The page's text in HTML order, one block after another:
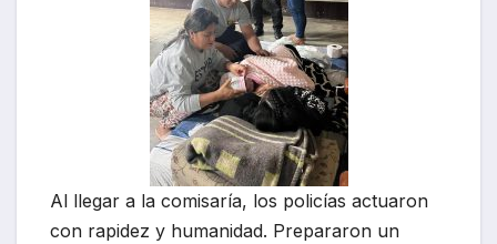
Al llegar a la comisaría, los policías actuaron
con rapidez y humanidad. Prepararon un